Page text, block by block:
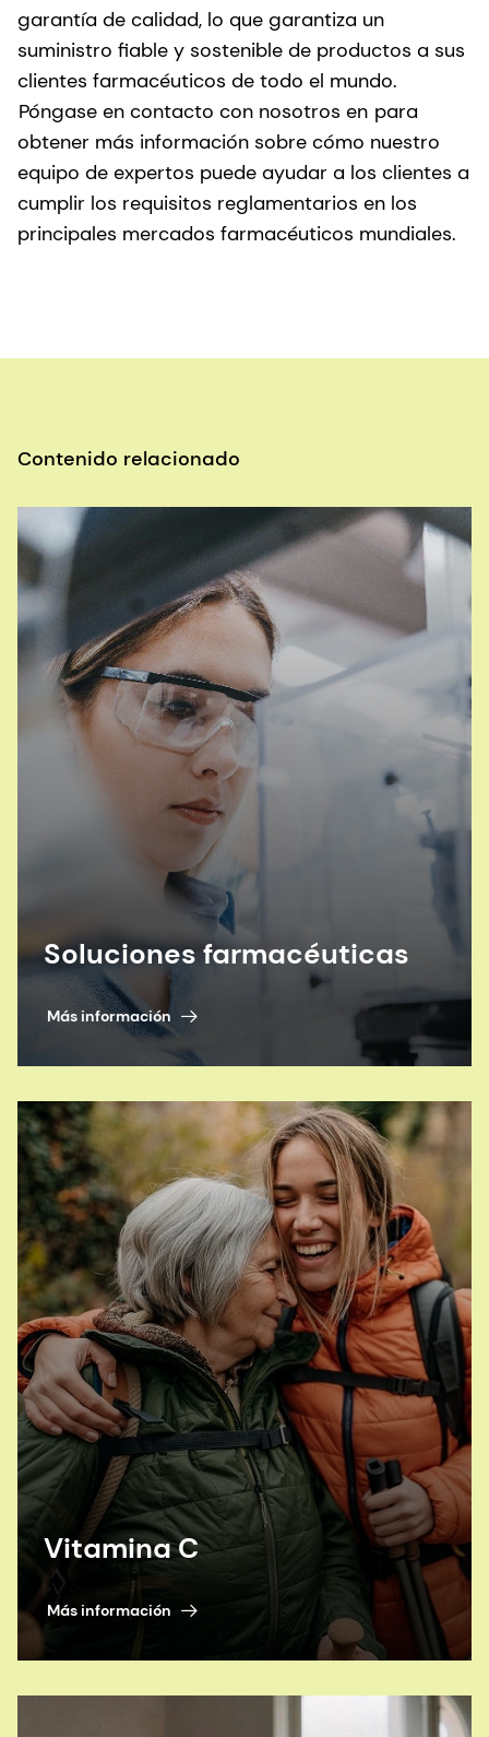
garantía de calidad, lo que garantiza un
suministro fiable y sostenible de productos a sus
clientes farmacéuticos de todo el mundo.
Póngase en contacto con nosotros en para
obtener más información sobre cómo nuestro
equipo de expertos puede ayudar a los clientes a
cumplir los requisitos reglamentarios en los
principales mercados farmacéuticos mundiales.
Contenido relacionado
Soluciones farmacéuticas
Más información
Vitamina C
Más información